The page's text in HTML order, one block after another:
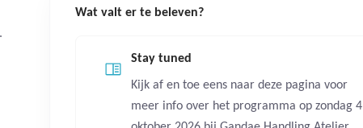
Wat valt er te beleven?
Stay tuned
Kijk af en toe eens naar deze pagina voor
meer info over het programma op zondag 4